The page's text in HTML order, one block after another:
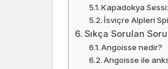
Kapadokya
İsviçre Alpleri
Sıkça Sorulan
Angoisse nedir?
Angoisse ile